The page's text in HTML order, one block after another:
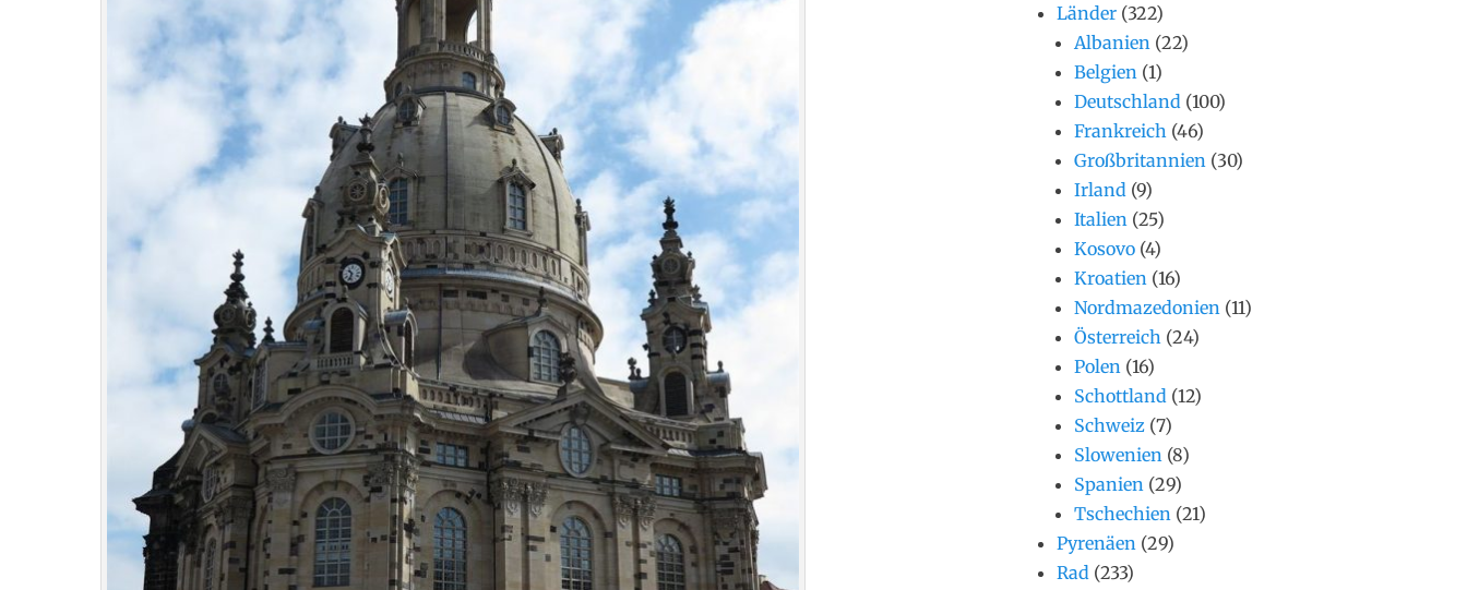
Länder (322)
Albanien (22)
Belgien (1)
Deutschland (100)
Frankreich (46)
Großbritannien (30)
Irland (9)
Italien (25)
Kosovo (4)
Kroatien (16)
Nordmazedonien (11)
Österreich (24)
Polen (16)
Schottland (12)
Schweiz (7)
Slowenien (8)
Spanien (29)
Tschechien (21)
Pyrenäen (29)
Rad (233)